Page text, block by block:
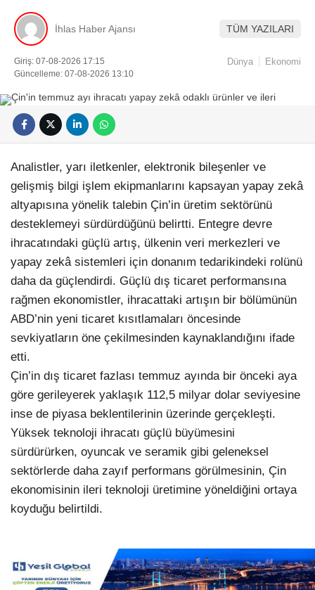
İhlas Haber Ajansı TÜM YAZILARI
Giriş: 07-08-2026 17:15
Güncelleme: 07-08-2026 13:10
Dünya Ekonomi
Analistler, yarı iletkenler, elektronik bileşenler ve
gelişmiş bilgi işlem ekipmanlarını kapsayan yapay zekâ
altyapısına yönelik talebin Çin’in üretim sektörünü
desteklemeyi sürdürdüğünü belirtti. Entegre devre
ihracatındaki güçlü artış, ülkenin veri merkezleri ve
yapay zekâ sistemleri için donanım tedarikindeki rolünü
daha da güçlendirdi. Güçlü dış ticaret performansına
rağmen ekonomistler, ihracattaki artışın bir bölümünün
ABD’nin yeni ticaret kısıtlamaları öncesinde
sevkiyatların öne çekilmesinden kaynaklandığını ifade
etti.
Çin’in dış ticaret fazlası temmuz ayında bir önceki aya
göre gerileyerek yaklaşık 112,5 milyar dolar seviyesine
inse de piyasa beklentilerinin üzerinde gerçekleşti.
Yüksek teknoloji ihracatı güçlü büyümesini
sürdürürken, oyuncak ve seramik gibi geleneksel
sektörlerde daha zayıf performans görülmesinin, Çin
ekonomisinin ileri teknoloji üretimine yöneldiğini ortaya
koyduğu belirtildi.